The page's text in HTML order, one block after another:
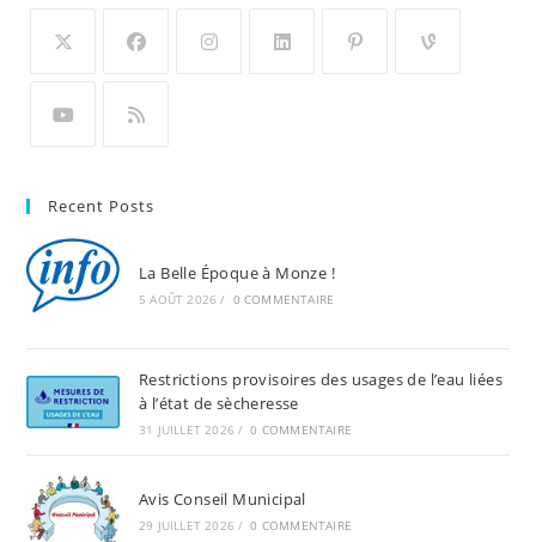
Recent Posts
La Belle Époque à Monze !
5 AOÛT 2026 / 0 COMMENTAIRE
Restrictions provisoires des usages de l’eau liées
à l’état de sècheresse
31 JUILLET 2026 / 0 COMMENTAIRE
Avis Conseil Municipal
29 JUILLET 2026 / 0 COMMENTAIRE